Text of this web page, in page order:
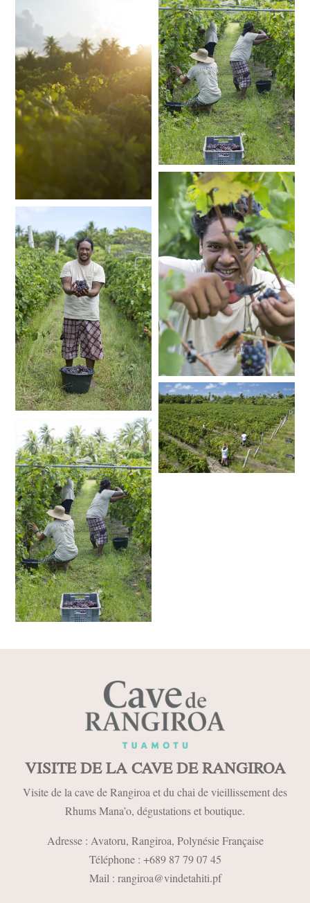
VISITE DE LA CAVE DE RANGIROA
Visite de la cave de Rangiroa et du chai de vieillissement des
Rhums Mana’o, dégustations et boutique.
Adresse : Avatoru, Rangiroa, Polynésie Française
Téléphone : +689 87 79 07 45
Mail : rangiroa@vindetahiti.pf